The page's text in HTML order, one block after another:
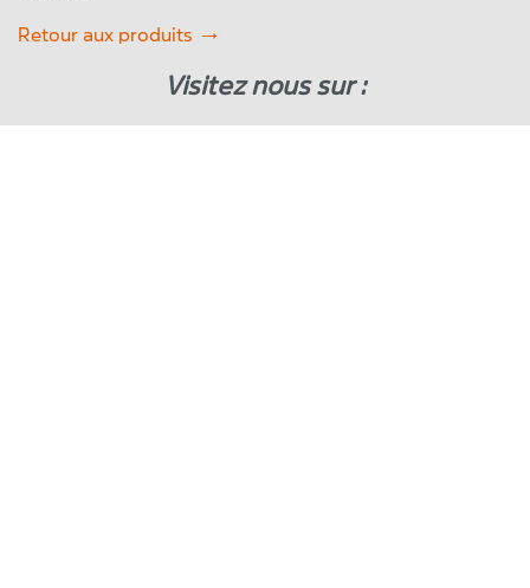
Retour aux produits
Visitez nous sur :